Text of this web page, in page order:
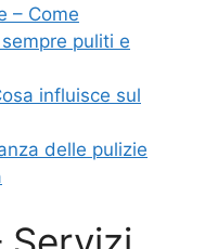
– Come
puliti e
influisce sul
delle pulizie